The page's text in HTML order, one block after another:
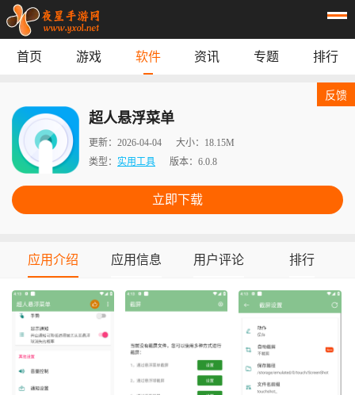
专题 榜单
首页 游戏 软件 资讯 专题 排行
超人悬浮菜单
更新： 2026-04-04 大小： 18.15M
类型： 实用工具 版本： 6.0.8
立即下载
反馈
应用介绍 应用信息 用户评论 排行